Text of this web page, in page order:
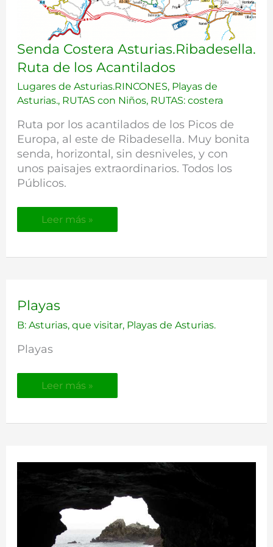
Senda Costera Asturias.Ribadesella.
Ruta de los Acantilados
Lugares de Asturias.RINCONES, Playas de
Asturias., RUTAS con Niños, RUTAS: costera
Ruta por los acantilados de los Picos de
Europa, al este de Ribadesella. Muy bonita
senda, horizontal, sin desniveles, y con
unos paisajes extraordinarios. Todos los
Públicos.
Senda
Asturias.Ribadesella.
Ruta
de
Acantilados
Leer más »
Playas
B: Asturias, que visitar, Playas de Asturias.
Playas
Playas
Leer más »